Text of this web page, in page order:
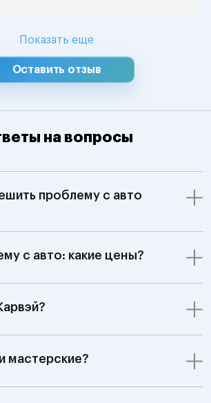
Показать еще
Оставить отзыв
на вопросы
проблему с авто
с авто: какие цены?
мастерские?